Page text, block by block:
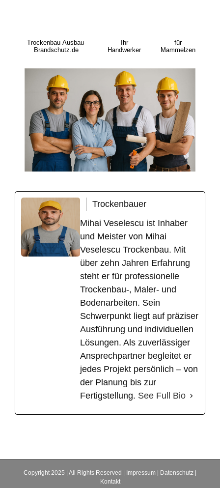
Trockenbau-Ausbau-
Brandschutz.de
Ihr
Handwerker
für
Mammelzen
Trockenbauer
Mihai Veselescu ist Inhaber
und Meister von Mihai
Veselescu Trockenbau. Mit
über zehn Jahren Erfahrung
steht er für professionelle
Trockenbau-, Maler- und
Bodenarbeiten. Sein
Schwerpunkt liegt auf präziser
Ausführung und individuellen
Lösungen. Als zuverlässiger
Ansprechpartner begleitet er
jedes Projekt persönlich – von
der Planung bis zur
Fertigstellung. See Full Bio
Copyright 2025 | All Rights Reserved | Impressum Datenschutz
Kontakt